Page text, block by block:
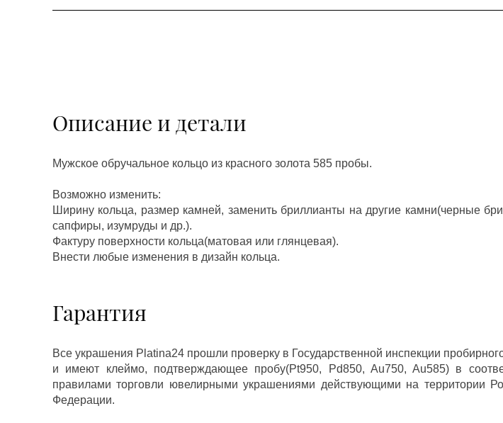
Описание и детали
Мужское обручальное кольцо из красного золота 585 пробы.
Возможно изменить:
Ширину кольца, размер камней, заменить бриллианты на другие камни(черные
сапфиры, изумруды и др.).
Фактуру поверхности кольца(матовая или глянцевая).
Внести любые изменения в дизайн кольца.
Гарантия
Все украшения Platina24 прошли проверку в Государственной инспекции
и имеют клеймо, подтверждающее пробу(Pt950, Pd850, Au750, Au585) в
правилами торговли ювелирными украшениями действующими на территории
Федерации.